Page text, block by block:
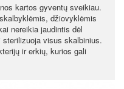
kartos gyventų sveikiau.
džiovyklėmis
nereikia jaudintis dėl
sterilizuoja visus skalbinius.
ir erkių, kurios gali